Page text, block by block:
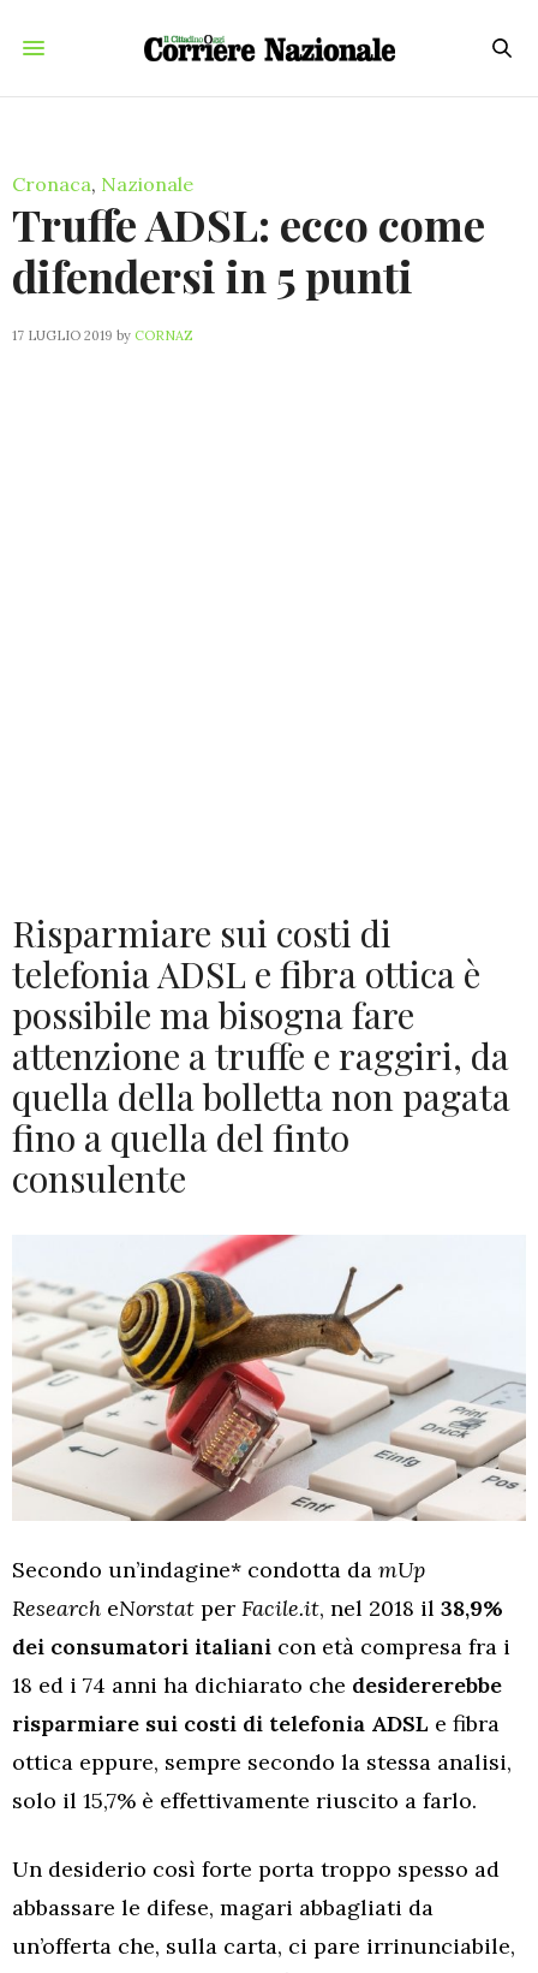
Cronaca, Nazionale
Truffe ADSL: ecco come
difendersi in 5 punti
17 LUGLIO 2019 by CORNAZ
Risparmiare sui costi di
telefonia ADSL e fibra ottica è
possibile ma bisogna fare
attenzione a truffe e raggiri, da
quella della bolletta non pagata
fino a quella del finto
consulente
Secondo un’indagine* condotta da mUp
Research eNorstat per Facile.it, nel 2018 il 38,9%
dei consumatori italiani con età compresa fra i
18 ed i 74 anni ha dichiarato che desidererebbe
risparmiare sui costi di telefonia ADSL e fibra
ottica eppure, sempre secondo la stessa analisi,
solo il 15,7% è effettivamente riuscito a farlo.
Un desiderio così forte porta troppo spesso ad
abbassare le difese, magari abbagliati da
un’offerta che, sulla carta, ci pare irrinunciabile,